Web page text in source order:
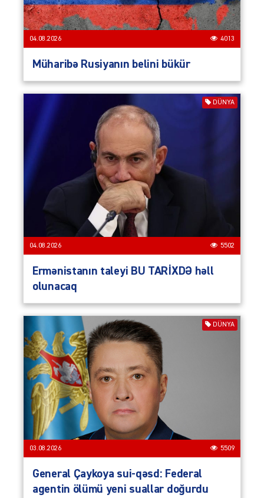
04.08.2026 4013
Müharibə Rusiyanın belini bükür
DÜNYA
04.08.2026 5502
Ermənistanın taleyi BU TARİXDƏ həll
olunacaq
DÜNYA
03.08.2026 5509
General Çaykoya sui-qəsd: Federal
agentin ölümü yeni suallar doğurdu